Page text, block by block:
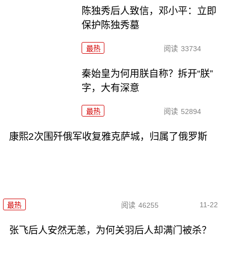
陈独秀后人致信，邓小平：立即
保护陈独秀墓
最热 阅读 33734
秦始皇为何用朕自称？拆开“朕”
字，大有深意
最热 阅读 52894
康熙2次围歼俄军收复雅克萨城，归属了俄罗斯
最热 阅读 46255 11-22
张飞后人安然无恙，为何关羽后人却满门被杀？